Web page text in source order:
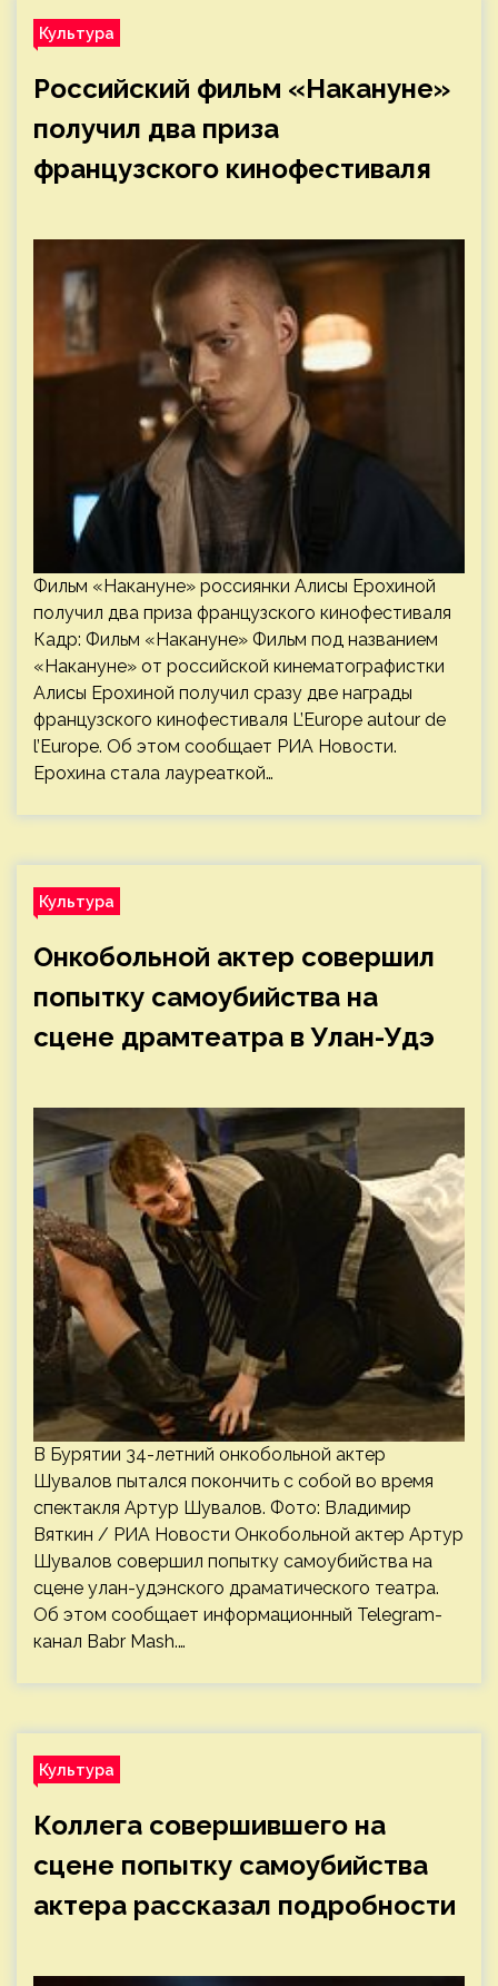
Культура
Российский фильм «Накануне»
получил два приза
французского кинофестиваля
Фильм «Накануне» россиянки Алисы Ерохиной
получил два приза французского кинофестиваля
Кадр: Фильм «Накануне» Фильм под названием
«Накануне» от российской кинематографистки
Алисы Ерохиной получил сразу две награды
французского кинофестиваля L’Europe autour de
l’Europe. Об этом сообщает РИА Новости.
Ерохина стала лауреаткой…
Культура
Онкобольной актер совершил
попытку самоубийства на
сцене драмтеатра в Улан-Удэ
В Бурятии 34-летний онкобольной актер
Шувалов пытался покончить с собой во время
спектакля Артур Шувалов. Фото: Владимир
Вяткин / РИА Новости Онкобольной актер Артур
Шувалов совершил попытку самоубийства на
сцене улан-удэнского драматического театра.
Об этом сообщает информационный Telegram-
канал Babr Mash.…
Культура
Коллега совершившего на
сцене попытку самоубийства
актера рассказал подробности